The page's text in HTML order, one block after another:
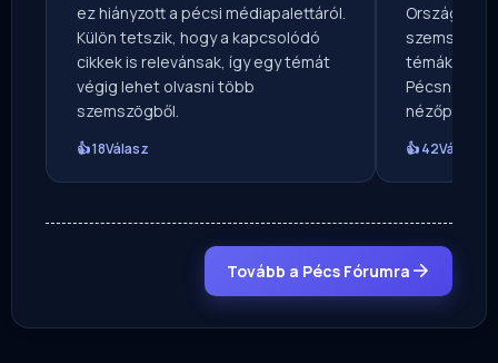
ez hiányzott a pécsi médiapalettáról.
Külön tetszik, hogy a kapcsolódó
cikkek is relevánsak, így egy témát
végig lehet olvasni több
szemszögből.
👍 18Válasz
Országos
témákat —
Pécsnek ír,
👍 42Válasz
Tovább a Pécs Fórumra